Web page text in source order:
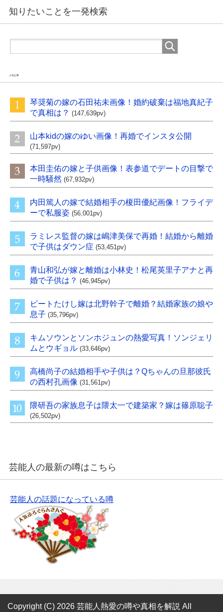
知りたいことを一発検索
人気記事
琴奨菊の嫁の石田祐未画像！婚約破棄は福地真紀子
で真相は？ (147,639pv)
山本kidの嫁のゆい画像！再婚でインスタ公開
(71,597pv)
本田圭佑の嫁と子供画像！表参道でデートの目撃で
一時騒然 (67,932pv)
内田篤人の嫁で結婚相手の榎田優紀画像！フライデ
ーで私服姿 (56,001pv)
ラミレス監督の嫁は嶋津美保で再婚！結婚から離婚
で子供はダウン症 (53,451pv)
青山和弘が嫁と離婚は小林史！松尾英里子アナと再
婚で子供は？ (46,945pv)
ビートたけし嫁は北野幹子で離婚？結婚家族の娘や
息子 (35,796pv)
キムソウンとソンホジュンの熱愛写真！ソンジェリ
ムとウギョル (33,646pv)
高橋尚子の結婚相手や子供は？Qちゃんの旦那彼氏
の西村孔画像 (31,561pv)
隈研吾の家族息子は隈太一で建築家？嫁は篠原聡子
(26,502pv)
芸能人の最新の噂はこちら
芸能人の話題になっている噂
Copyright (C) 2026 芸能人熱愛の噂や真相を解説 All